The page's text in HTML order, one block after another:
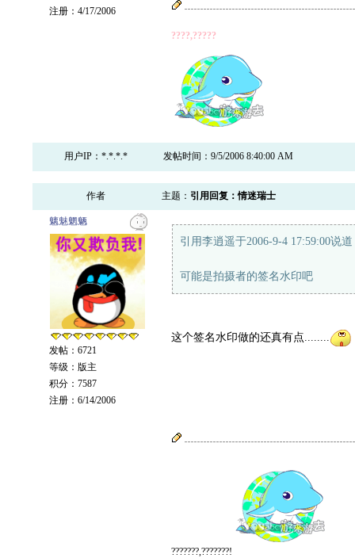
注册：4/17/2006
????,?????
用户IP：*.*.*.* 发帖时间：9/5/2006 8:40:00 AM
作者 主题： 引用回复：情迷瑞士
魑魅魍魉
发帖：6721
等级：版主
积分：7587
注册：6/14/2006
引用李逍遥于2006-9-4 17:59:00说
可能是拍摄者的签名水印吧
这个签名水印做的还真有点........
???????,???????!